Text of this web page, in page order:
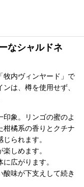
なシャルドネ
牧内ヴィンヤード」で
は、樽を使用せず、
象。リンゴの蜜のよ
柑橘系の香りとクチナ
られます。
しめます。
広がります。
味が下支えして続き